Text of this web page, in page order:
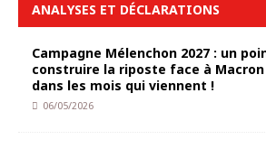
ANALYSES ET DÉCLARATIONS
Campagne Mélenchon 2027 : un
construire la riposte face à
dans les mois qui viennent !
06/05/2026